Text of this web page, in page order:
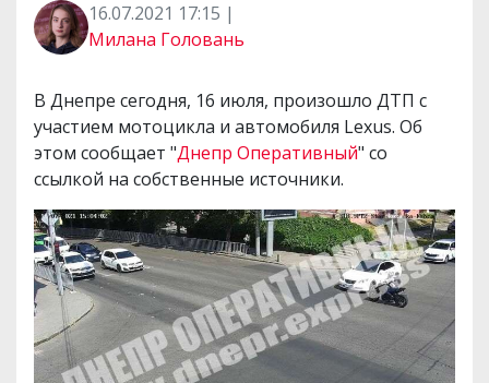
16.07.2021 17:15 |
Милана Головань
В Днепре сегодня, 16 июля, произошло ДТП с
участием мотоцикла и автомобиля Lexus. Об
этом сообщает "Днепр Оперативный" со
ссылкой на собственные источники.